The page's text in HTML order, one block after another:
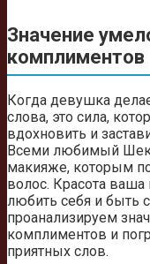
Значение
комплиментов
Когда девушка
слова, это сила,
вдохновить и
Всеми любимый
макияже, которым
волос. Красота
любить себя и быть
проанализируем
комплиментов и
приятных слов.